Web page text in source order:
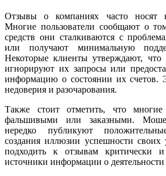
Отзывы о компаниях часто носят
Многие пользователи сообщают о
средств они сталкиваются с
или получают минимальную
Некоторые клиенты утверждают, что
игнорируют их запросы или
информацию о состоянии их счетов.
недоверия и разочарования.
Также стоит отметить, что
фальшивыми или заказными.
нередко публикуют
создания иллюзии успешности своих
подходить к отзывам критически
источники информации о